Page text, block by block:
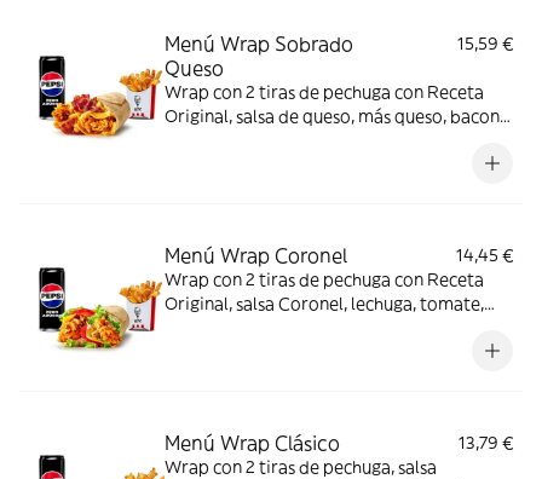
Menú Wrap Sobrado
Queso
15,59 €
Wrap con 2 tiras de pechuga con Receta
Original, salsa de queso, más queso, bacon y
Menú Wrap Coronel
14,45 €
Wrap con 2 tiras de pechuga con Receta
Original, salsa Coronel, lechuga, tomate,
Menú Wrap Clásico
13,79 €
Wrap con 2 tiras de pechuga, salsa